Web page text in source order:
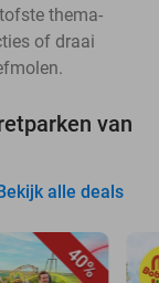
thema-
of draai
van
alle deals
40%